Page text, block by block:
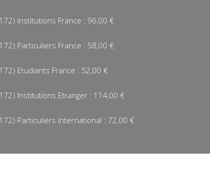
Institutions France : 96,00 €
Particuliers France : 58,00 €
Etudiants France : 52,00 €
Institutions Etranger : 114,00 €
Particuliers International : 72,00 €